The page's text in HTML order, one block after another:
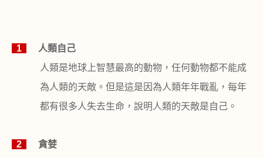
1
人類自己
人類是地球上智慧最高的動物，任何動物都不能成
為人類的天敵。但是這是因為人類年年戰亂，每年
都有很多人失去生命，說明人類的天敵是自己。
2
貪婪